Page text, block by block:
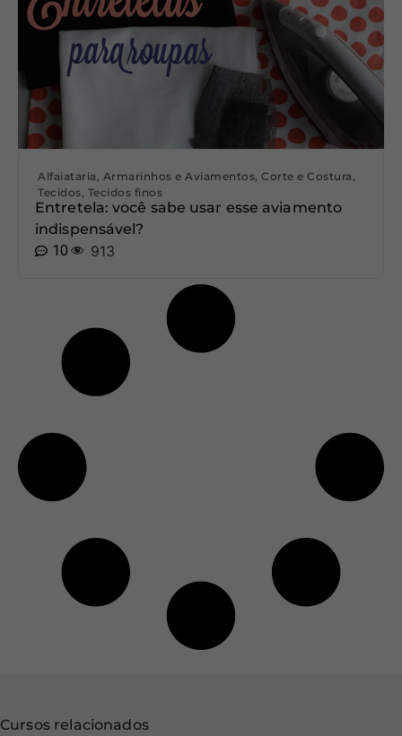
Alfaiataria , Armarinhos e Aviamentos, Corte e Costura ,
Tecidos, Tecidos finos
Entretela: você sabe usar esse aviamento
indispensável?
10
913
Cursos relacionados